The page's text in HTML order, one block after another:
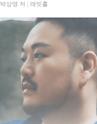
박상영 저 래빗홀